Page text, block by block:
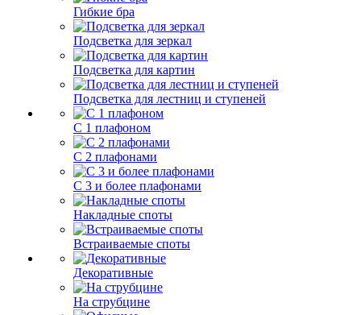
Гибкие бра
Подсветка для зеркал
Подсветка для картин
Подсветка для лестниц и ступеней
С 1 плафоном
С 2 плафонами
С 3 и более плафонами
Накладные споты
Встраиваемые споты
Декоративные
На струбцине